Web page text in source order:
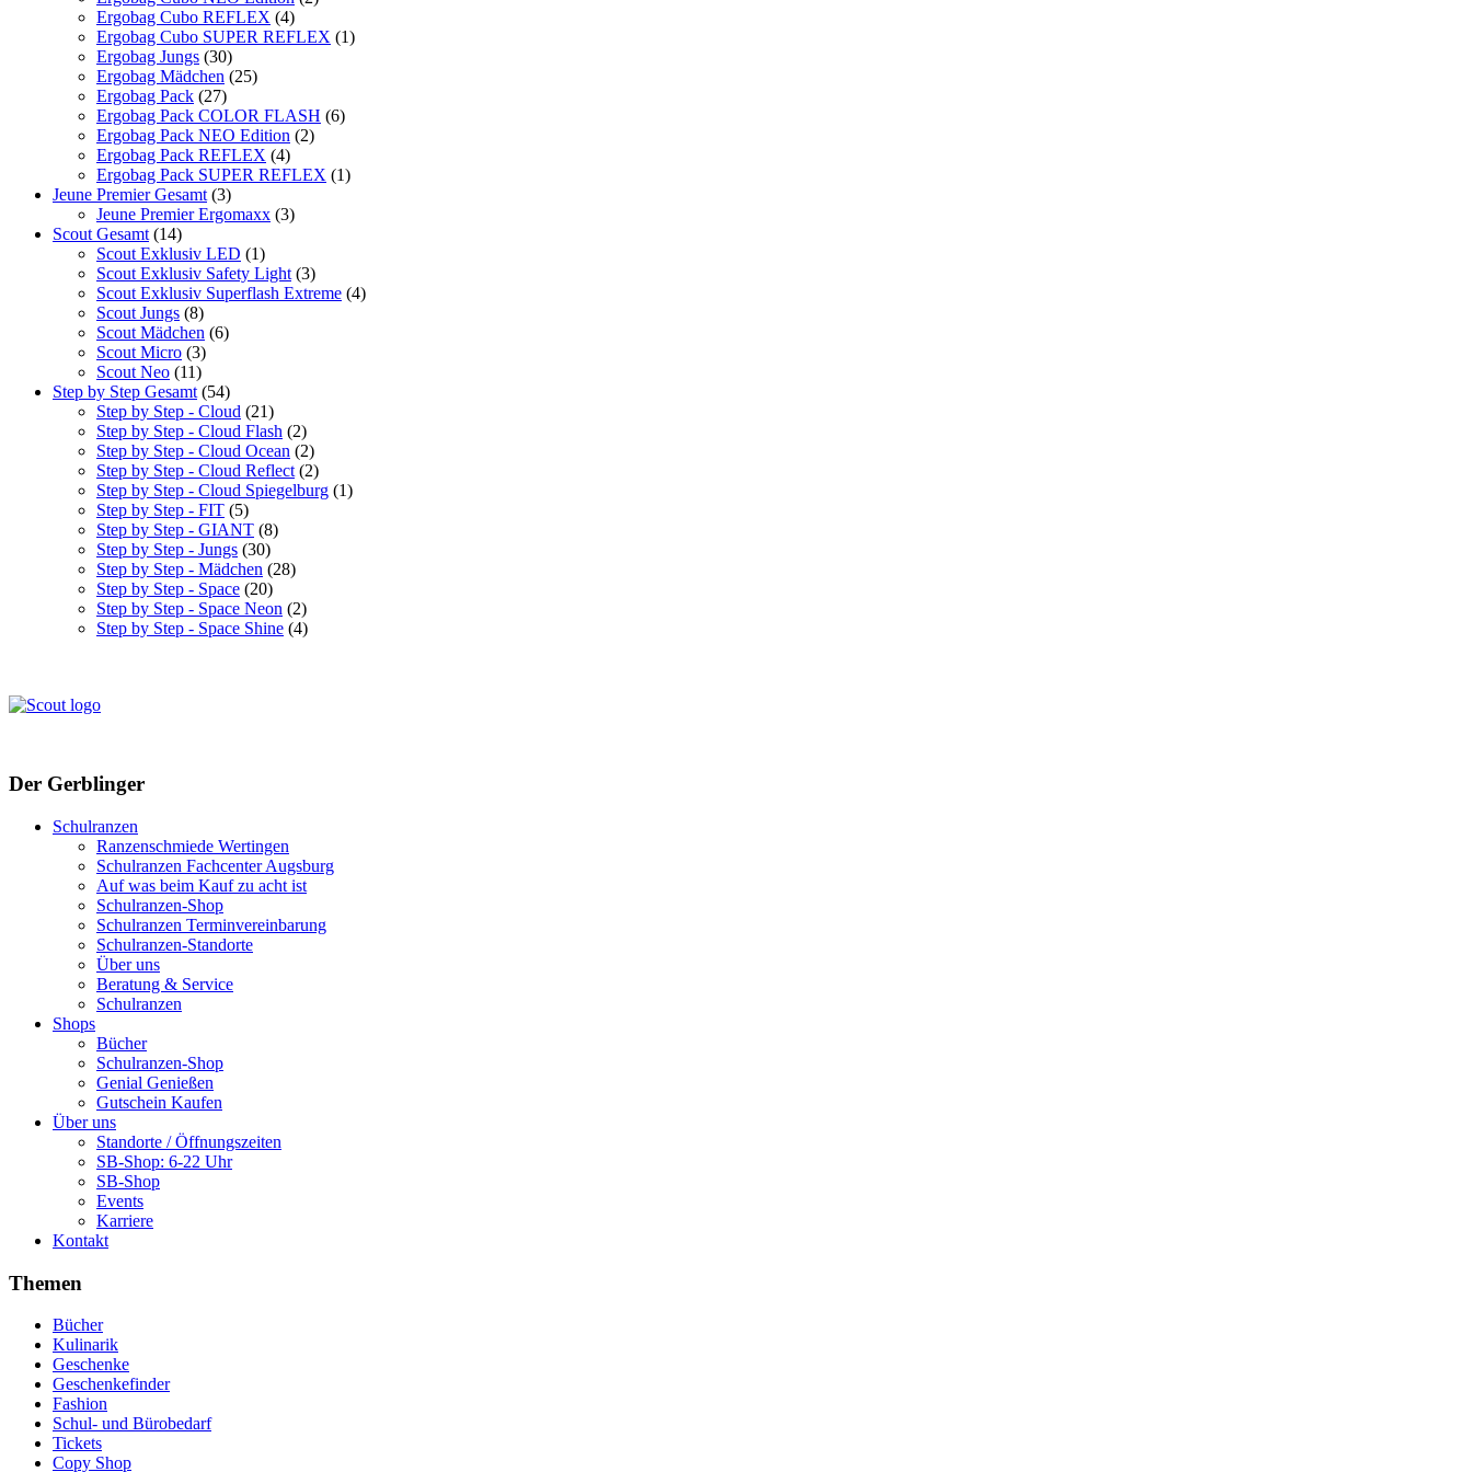
Ergobag Cubo REFLEX (4)
Ergobag Cubo SUPER REFLEX (1)
Ergobag Jungs (30)
Ergobag Mädchen (25)
Ergobag Pack (27)
Ergobag Pack COLOR FLASH (6)
Ergobag Pack NEO Edition (2)
Ergobag Pack REFLEX (4)
Ergobag Pack SUPER REFLEX (1)
Jeune Premier Gesamt (3)
Jeune Premier Ergomaxx (3)
Scout Gesamt (14)
Scout Exklusiv LED (1)
Scout Exklusiv Safety Light (3)
Scout Exklusiv Superflash Extreme (4)
Scout Jungs (8)
Scout Mädchen (6)
Scout Micro (3)
Scout Neo (11)
Step by Step Gesamt (54)
Step by Step - Cloud (21)
Step by Step - Cloud Flash (2)
Step by Step - Cloud Ocean (2)
Step by Step - Cloud Reflect (2)
Step by Step - Cloud Spiegelburg (1)
Step by Step - FIT (5)
Step by Step - GIANT (8)
Step by Step - Jungs (30)
Step by Step - Mädchen (28)
Step by Step - Space (20)
Step by Step - Space Neon (2)
Step by Step - Space Shine (4)
Der Gerblinger
Schulranzen
Ranzenschmiede Wertingen
Schulranzen Fachcenter Augsburg
Auf was beim Kauf zu acht ist
Schulranzen-Shop
Schulranzen Terminvereinbarung
Schulranzen-Standorte
Über uns
Beratung & Service
Schulranzen
Shops
Bücher
Schulranzen-Shop
Genial Genießen
Gutschein Kaufen
Über uns
Standorte / Öffnungszeiten
SB-Shop: 6-22 Uhr
SB-Shop
Events
Karriere
Kontakt
Themen
Bücher
Kulinarik
Geschenke
Geschenkefinder
Fashion
Schul- und Bürobedarf
Tickets
Copy Shop